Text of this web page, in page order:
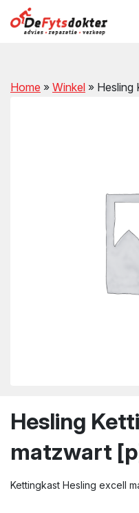
Home » Winkel » Hesling
Hesling
matzwart
Kettingkast Hesling excell